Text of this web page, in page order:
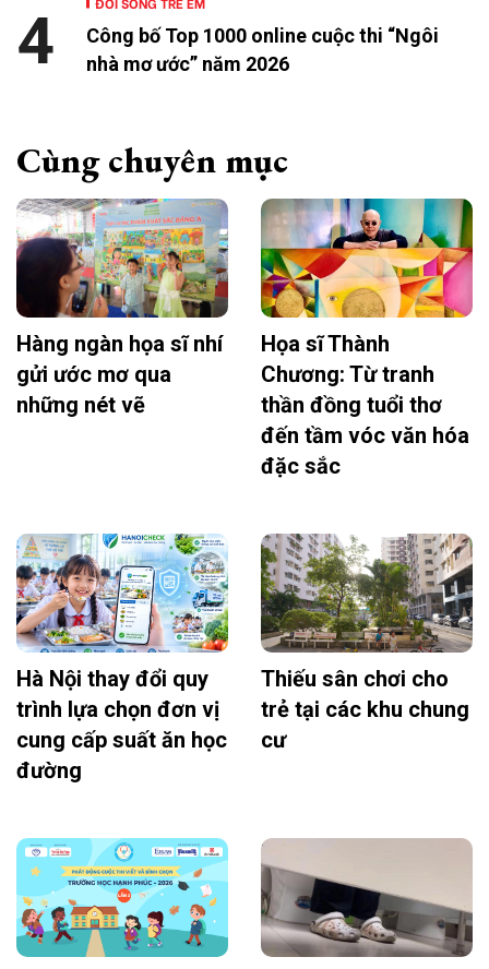
Công bố Top 1000 online cuộc thi “Ngôi
nhà mơ ước” năm 2026
4
Cùng chuyên mục
Hàng ngàn họa sĩ nhí
gửi ước mơ qua
những nét vẽ
Họa sĩ Thành
Chương: Từ tranh
thần đồng tuổi thơ
đến tầm vóc văn hóa
đặc sắc
Hà Nội thay đổi quy
trình lựa chọn đơn vị
cung cấp suất ăn học
đường
Thiếu sân chơi cho
trẻ tại các khu chung
cư